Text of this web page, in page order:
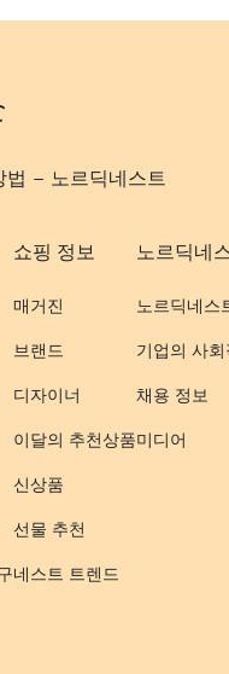
법 - 노르딕네스트
쇼핑 정보
매거진
브랜드
디자이너
이달의 추천상품
신상품
선물 추천
네스트 트렌드
노르딕네
노르딕네스
기업의 사회
채용 정보
미디어